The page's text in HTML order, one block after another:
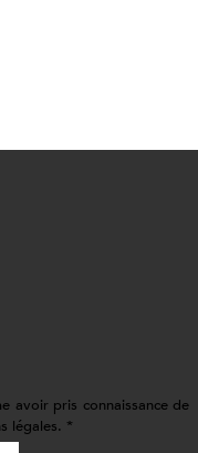
avoir pris connaissance de
légales. *